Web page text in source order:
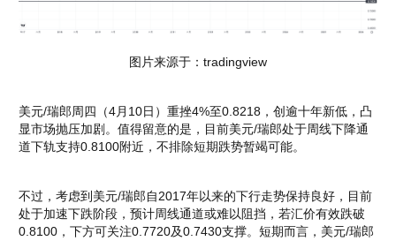
图片来源于：tradingview
美元/瑞郎周四（4月10日）重挫4%至0.8218，创逾十年新低，凸
显市场抛压加剧。值得留意的是，目前美元/瑞郎处于周线下降通
道下轨支持0.8100附近，不排除短期跌势暂竭可能。
不过，考虑到美元/瑞郎自2017年以来的下行走势保持良好，目前
处于加速下跌阶段，预计周线通道或难以阻挡，若汇价有效跌破
0.8100，下方可关注0.7720及0.7430支撑。短期而言，美元/瑞郎